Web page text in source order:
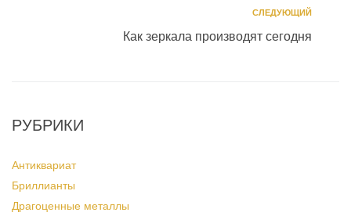
СЛЕДУЮЩИЙ
Как зеркала производят сегодня
РУБРИКИ
Антиквариат
Бриллианты
Драгоценные металлы